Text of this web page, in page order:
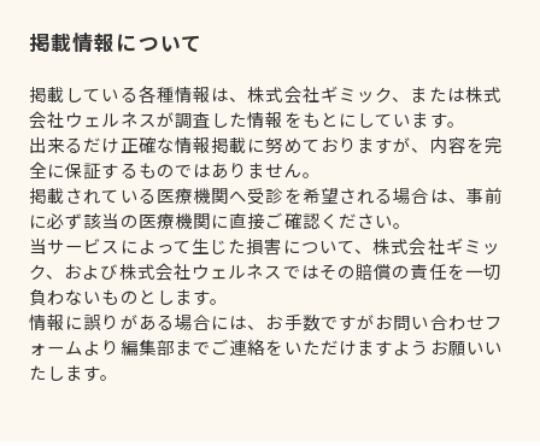
掲載情報について
掲載している各種情報は、株式会社ギミック、または株式
会社ウェルネスが調査した情報をもとにしています。
出来るだけ正確な情報掲載に努めておりますが、内容を完
全に保証するものではありません。
掲載されている医療機関へ受診を希望される場合は、事前
に必ず該当の医療機関に直接ご確認ください。
当サービスによって生じた損害について、株式会社ギミッ
ク、および株式会社ウェルネスではその賠償の責任を一切
負わないものとします。
情報に誤りがある場合には、お手数ですがお問い合わせフ
ォームより編集部までご連絡をいただけますようお願いい
たします。